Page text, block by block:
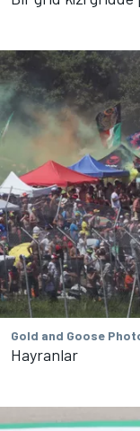
Gold and Goose
Hayranlar